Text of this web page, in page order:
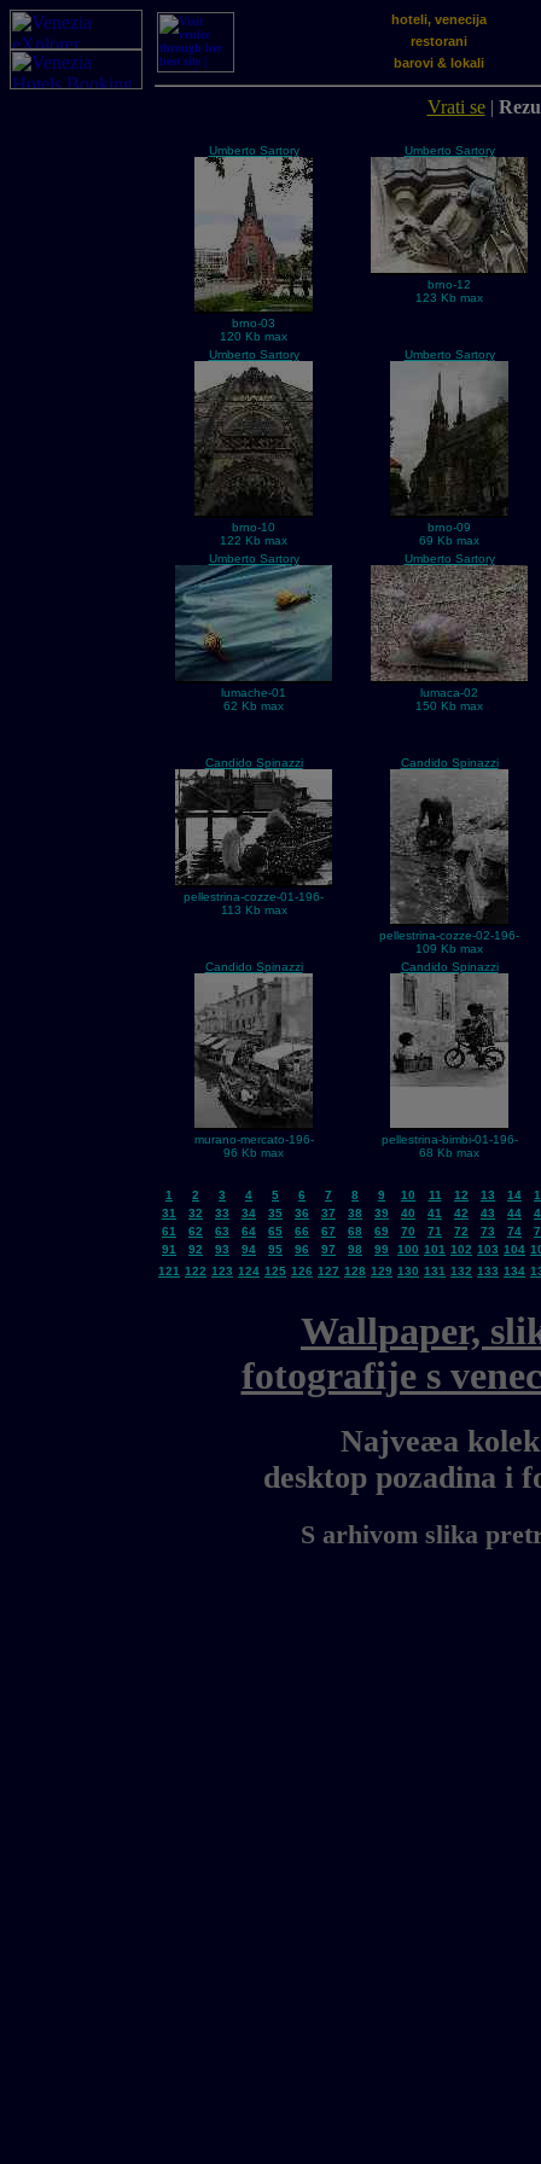
hoteli, venecija
restorani
barovi & lokali
Vrati se|
Umberto Sartory
brno-03
120 Kb max
Umberto Sartory
brno-12
123 Kb max
Umberto Sartory
brno-10
122 Kb max
Umberto Sartory
brno-09
69 Kb max
Umberto Sartory
lumache-01
62 Kb max
Umberto Sartory
lumaca-02
150 Kb max
Candido Spinazzi
pellestrina-cozze-01-196-
113 Kb max
Candido Spinazzi
pellestrina-cozze-02-196-
109 Kb max
Candido Spinazzi
murano-mercato-196-
96 Kb max
Candido Spinazzi
pellestrina-bimbi-01-196-
68 Kb max
1 2 3 4 5 6 7 8 9 10 11 12 13 14
31
32 33 34 35 36 37 38 39 40 41 42 43 44
61
62 63 64 65 66 67 68 69 70 71 72 73 74
91
92 93 94 95 96 97 98 99 100 101 102 103 104
121 122 123 124 125 126 127 128 129 130 131 132 133 134
Wallpaper,
fotografije s
Najveæa
desktop pozadina i
S arhivom slika